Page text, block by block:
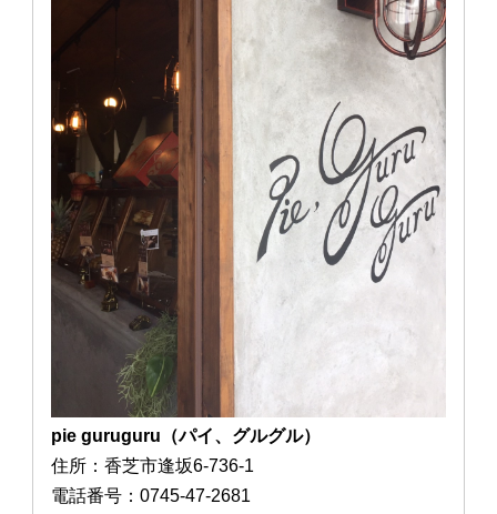
pie guruguru（パイ、グルグル）
住所：香芝市逢坂6-736-1
電話番号：0745-47-2681